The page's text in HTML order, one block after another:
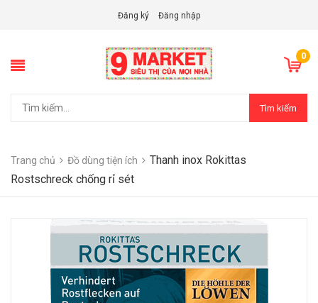
Đăng ký Đăng nhập
0
Tìm kiếm
Trang chủ Đồ dùng tiện ích
Thanh inox Rokittas
Rostschreck chống rỉ sét